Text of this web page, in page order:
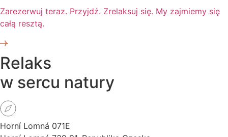
Zarezerwuj teraz. Przyjdź. Zrelaksuj się. My zajmiemy się
całą resztą.
Relaks
w sercu natury
Horní Lomná 071E